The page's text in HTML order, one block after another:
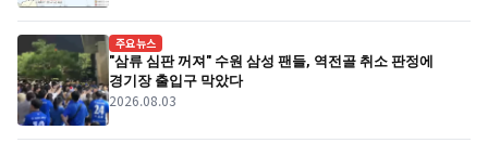
주요뉴스
"삼류 심판 꺼져" 수원 삼성 팬들, 역전골 취소 판정에
경기장 출입구 막았다
2026.08.03